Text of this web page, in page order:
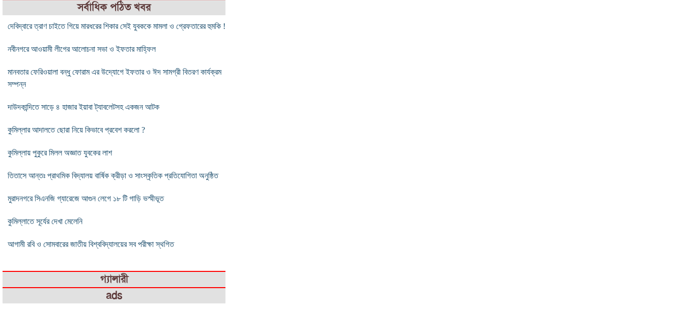
সর্বাধিক পঠিত খবর
দেবিদ্বারে ত্রাণ চাইতে গিয়ে মারধরের শিকার সেই যুবককে মামলা ও গ্রেফতারের হুমকি !
নবীনগরে আওয়ামী লীগের আলোচনা সভা ও ইফতার মাহ্ফিল
মানবতার ফেরিওয়ালা বন্ধু ফোরাম এর উদ্যোগে ইফতার ও ঈদ সামগ্রী বিতরণ কার্যক্রম
সম্পন্ন
দাউদকান্দিতে সাড়ে ৪ হাজার ইয়াবা ট্যাবলেটসহ একজন আটক
কুমিল্লার আদালতে ছোরা নিয়ে কিভাবে প্রবেশ করলো ?
কুমিল্লায় পুকুরে মিলল অজ্ঞাত যুবকের লাশ
তিতাসে আন্তঃ প্রাথমিক বিদ্যালয় বার্ষিক ক্রীড়া ও সাংস্কৃতিক প্রতিযোগিতা অনুষ্ঠিত
মুরাদনগরে সিএনজি গ্যারেজে আগুন লেগে ১৮ টি গাড়ি ভস্মীভূত
কুমিল্লাতে সূর্যের দেখা মেলেনি
আগামী রবি ও সোমবারের জাতীয় বিশ্ববিদ্যালয়ের সব পরীক্ষা স্থগিত
গ্যালারী
ads